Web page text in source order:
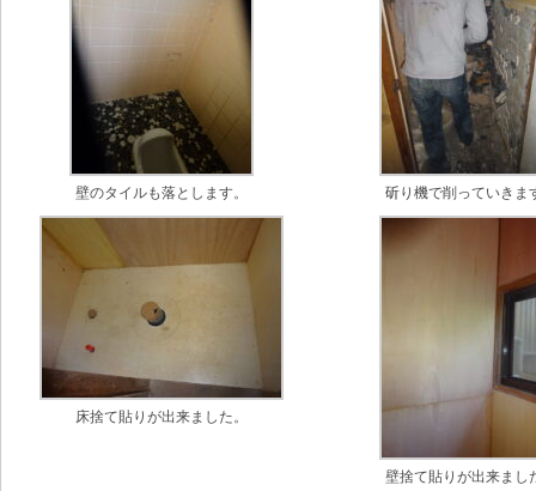
壁のタイルも落とします。 斫り機で削っていきま
床捨て貼りが出来ました。
壁捨て貼りが出来まし